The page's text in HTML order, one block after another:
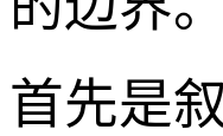
首先是